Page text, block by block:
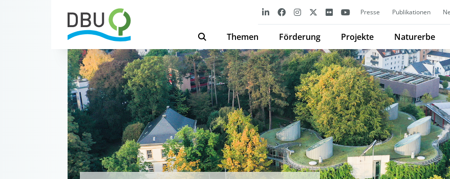
Presse Publikationen
Themen Förderung Projekte Naturerbe